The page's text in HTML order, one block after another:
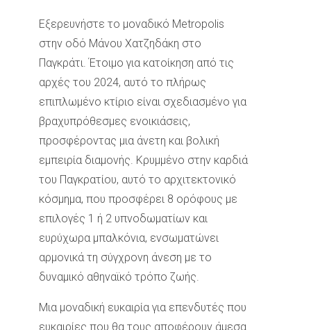
Εξερευνήστε το μοναδικό Metropolis
στην οδό Μάνου Χατζηδάκη στο
Παγκράτι. Έτοιμο για κατοίκηση από τις
αρχές του 2024, αυτό το πλήρως
επιπλωμένο κτίριο είναι σχεδιασμένο για
βραχυπρόθεσμες ενοικιάσεις,
προσφέροντας μια άνετη και βολική
εμπειρία διαμονής. Κρυμμένο στην καρδιά
του Παγκρατίου, αυτό το αρχιτεκτονικό
κόσμημα, που προσφέρει 8 ορόφους με
επιλογές 1 ή 2 υπνοδωματίων και
ευρύχωρα μπαλκόνια, ενσωματώνει
αρμονικά τη σύγχρονη άνεση με το
δυναμικό αθηναϊκό τρόπο ζωής.
Μια μοναδική ευκαιρία για επενδυτές που
ευκαιρίες που θα τους αποφέρουν άμεσα